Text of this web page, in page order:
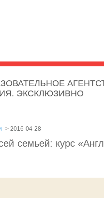
ЭКСКЛЮЗИВНО
-> 2016-04-28
семьей: курс